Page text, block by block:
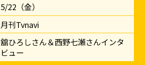
5/22（金）
月刊Tvnavi
舘ひろしさん＆西野七瀬さんインタ
ビュー